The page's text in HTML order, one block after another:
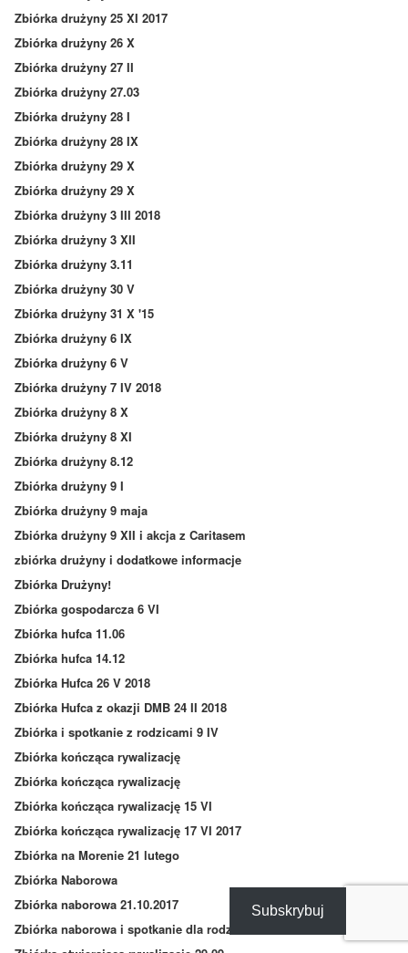
Zbiórka drużyny 25 XI 2017
Zbiórka drużyny 26 X
Zbiórka drużyny 27 II
Zbiórka drużyny 27.03
Zbiórka drużyny 28 I
Zbiórka drużyny 28 IX
Zbiórka drużyny 29 X
Zbiórka drużyny 29 X
Zbiórka drużyny 3 III 2018
Zbiórka drużyny 3 XII
Zbiórka drużyny 3.11
Zbiórka drużyny 30 V
Zbiórka drużyny 31 X '15
Zbiórka drużyny 6 IX
Zbiórka drużyny 6 V
Zbiórka drużyny 7 IV 2018
Zbiórka drużyny 8 X
Zbiórka drużyny 8 XI
Zbiórka drużyny 8.12
Zbiórka drużyny 9 I
Zbiórka drużyny 9 maja
Zbiórka drużyny 9 XII i akcja z Caritasem
zbiórka drużyny i dodatkowe informacje
Zbiórka Drużyny!
Zbiórka gospodarcza 6 VI
Zbiórka hufca 11.06
Zbiórka hufca 14.12
Zbiórka Hufca 26 V 2018
Zbiórka Hufca z okazji DMB 24 II 2018
Zbiórka i spotkanie z rodzicami 9 IV
Zbiórka kończąca rywalizację
Zbiórka kończąca rywalizację
Zbiórka kończąca rywalizację 15 VI
Zbiórka kończąca rywalizację 17 VI 2017
Zbiórka na Morenie 21 lutego
Zbiórka Naborowa
Zbiórka naborowa 21.10.2017
Zbiórka naborowa i spotkanie dla rodziców
Subskrybuj